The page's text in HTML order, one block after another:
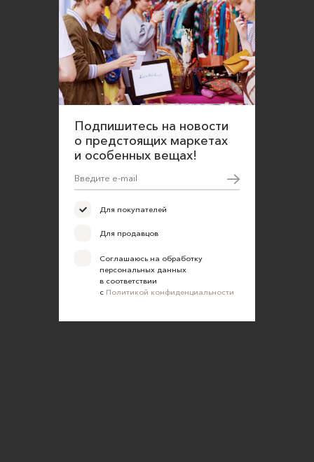
Подпишитесь на новости
о предстоящих маркетах
и особенных вещах!
Для покупателей
Для продавцов
Соглашаюсь на обработку
персональных данных
в соответствии
с Политикой конфиденциальности